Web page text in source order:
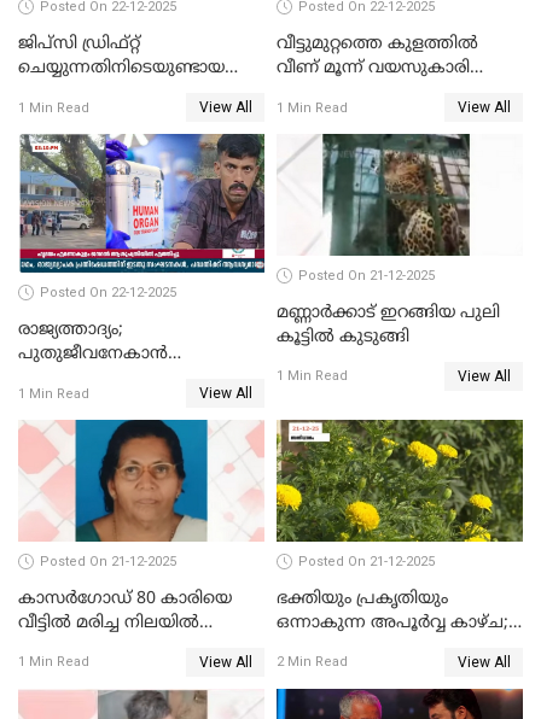
Posted On 22-12-2025
ജിപ്സി ഡ്രിഫ്റ്റ്
ചെയ്യുന്നതിനിടെയുണ്ടായ
ദാരുണാന്ത്യം; ജീപ്സി
ഓടിച്ചയാൾ അറസ്റ്റിൽ.
1 Min Read View All
Posted On 22-12-2025
വീട്ടുമുറ്റത്തെ കുളത്തിൽ
വീണ് മൂന്ന് വയസുകാരി
1 Min Read View All
Posted On 22-12-2025
രാജ്യത്താദ്യം;
പുതുജീവനേകാൻ
എറണാകുളം സർക്കാർ
ജനറൽ
ആശുപത്രിയിലെത്തിച്ചു
1 Min Read View All
Posted On 21-12-2025
മണ്ണാർക്കാട് ഇറങ്ങിയ പുലി
കൂട്ടിൽ കുടുങ്ങി
1 Min Read View All
Posted On 21-12-2025
കാസർഗോഡ് 80 കാരിയെ
വീട്ടിൽ മരിച്ച നിലയിൽ
1 Min Read View All
Posted On 21-12-2025
ഭക്തിയും പ്രകൃതിയും
ഒന്നാകുന്ന അപൂര്‍വ്വ കാഴ്ച;
കാഴ്ചാനുഭവമൊരുക്കി
ശബരീ നന്ദനം
2 Min Read View All